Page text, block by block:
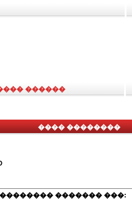
������
���� ��������
������� ���: